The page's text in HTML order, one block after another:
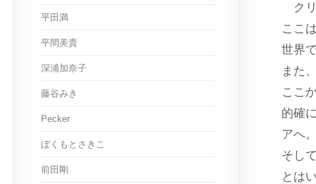
クリ
ここ
世界
また
ここ
的確
アへ
そし
とは
平田満
平間美貴
深浦加奈子
藤谷みき
Pecker
ぼくもとさきこ
前田剛